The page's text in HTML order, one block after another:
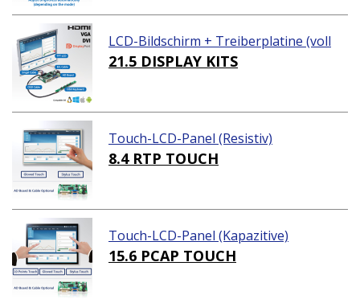
LCD-Bildschirm + Treiberplatine (voll
ständiges Paket)
21.5 DISPLAY KITS
Touch-LCD-Panel (Resistiv)
8.4 RTP TOUCH
Touch-LCD-Panel (Kapazitive)
15.6 PCAP TOUCH